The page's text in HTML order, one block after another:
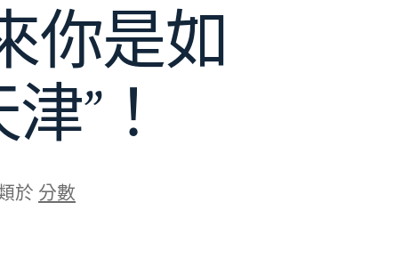
你是如
”！
於 分數